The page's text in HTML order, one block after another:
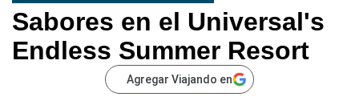
Sabores en el Universal's
Endless Summer Resort
Agregar Viajando en